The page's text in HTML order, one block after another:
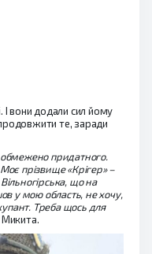
І вони додали сил йому
те, заради
обмежено придатного.
прізвище «Крігер» –
що на
у мою область, не хочу,
Треба щось для
Микита.